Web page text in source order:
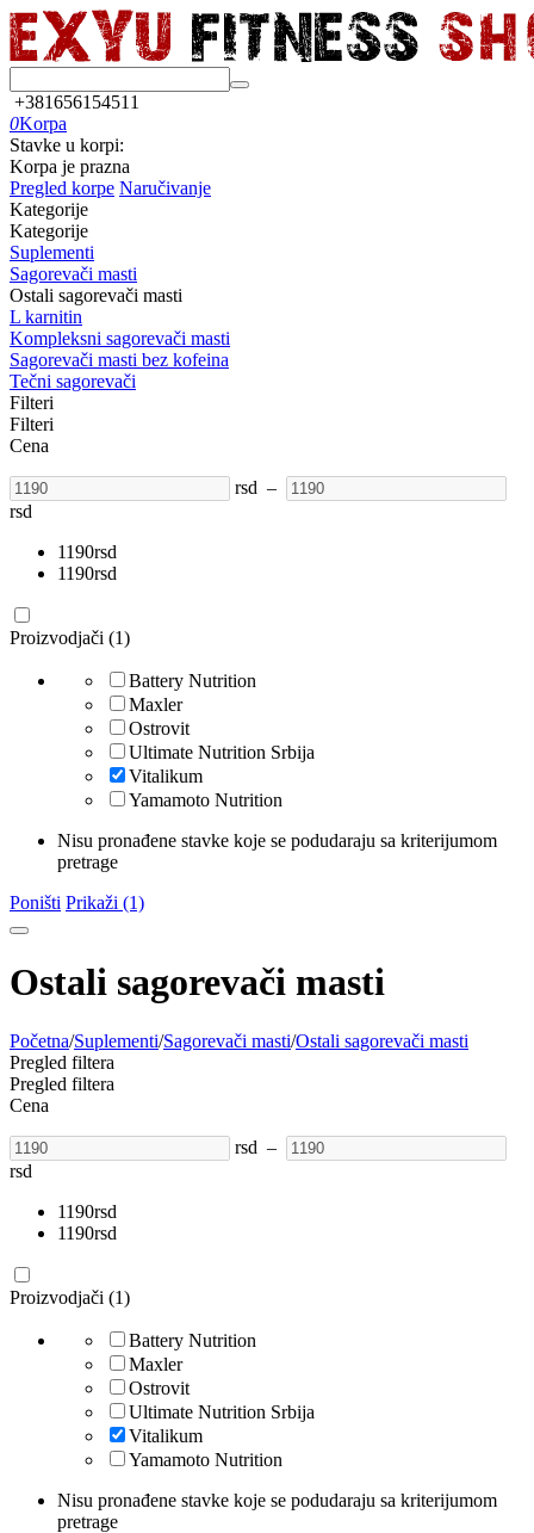
+381656154511
0Korpa
Stavke u korpi:
Korpa je prazna
Pregled korpe Naručivanje
Kategorije
Kategorije
Suplementi
Sagorevači masti
Ostali sagorevači masti
L karnitin
Kompleksni sagorevači masti
Sagorevači masti bez kofeina
Tečni sagorevači
Filteri
Filteri
Cena
rsd –
rsd
1190rsd
1190rsd
Proizvodjači (1)
Battery Nutrition
Maxler
Ostrovit
Ultimate Nutrition Srbija
Vitalikum
Yamamoto Nutrition
Nisu pronađene stavke koje se podudaraju sa kriterijumom
pretrage
Poništi Prikaži (1)
Ostali sagorevači masti
Početna/Suplementi/Sagorevači masti/Ostali sagorevači masti
Pregled filtera
Pregled filtera
Cena
rsd –
rsd
1190rsd
1190rsd
Proizvodjači (1)
Battery Nutrition
Maxler
Ostrovit
Ultimate Nutrition Srbija
Vitalikum
Yamamoto Nutrition
Nisu pronađene stavke koje se podudaraju sa kriterijumom
pretrage